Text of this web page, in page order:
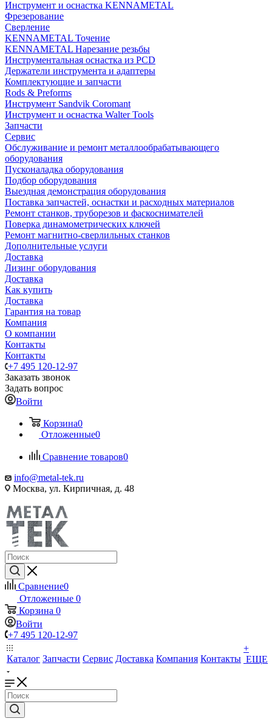
Инструмент и оснастка KENNAMETAL
Фрезерование
Сверление
KENNAMETAL Точение
KENNAMETAL Нарезание резьбы
Инструментальная оснастка из PCD
Держатели инструмента и адаптеры
Комплектующие и запчасти
Rods & Preforms
Инструмент Sandvik Coromant
Инструмент и оснастка Walter Tools
Запчасти
Сервис
Обслуживание и ремонт металлообрабатывающего
оборудования
Пусконаладка оборудования
Подбор оборудования
Выездная демонстрация оборудования
Поставка запчастей, оснастки и расходных материалов
Ремонт станков, труборезов и фаскоснимателей
Поверка динамометрических ключей
Ремонт магнитно-сверлильных станков
Дополнительные услуги
Доставка
Лизинг оборудования
Доставка
Как купить
Доставка
Гарантия на товар
Компания
О компании
Контакты
Контакты
+7 495 120-12-97
Заказать звонок
Задать вопрос
Войти
Корзина0
Отложенные0
Сравнение товаров0
info@metal-tek.ru
Москва, ул. Кирпичная, д. 48
Сравнение0
Отложенные 0
Корзина 0
Войти
+7 495 120-12-97
Каталог Запчасти Сервис Доставка Компания Контакты
+
ЕЩЕ